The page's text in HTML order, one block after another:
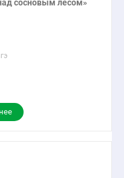
сосновым лесом»